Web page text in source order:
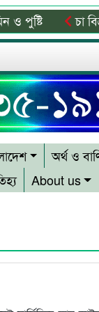
চা বিক্রয়ে
পরিদর্শনে
অর্থ ও
About us